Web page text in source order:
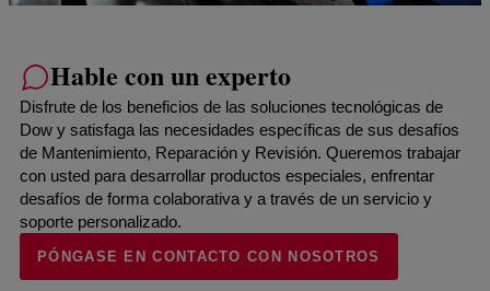
Hable con un experto
Disfrute de los beneficios de las soluciones tecnológicas de
Dow y satisfaga las necesidades específicas de sus desafíos
de Mantenimiento, Reparación y Revisión. Queremos trabajar
con usted para desarrollar productos especiales, enfrentar
desafíos de forma colaborativa y a través de un servicio y
soporte personalizado.
PÓNGASE EN CONTACTO CON NOSOTROS